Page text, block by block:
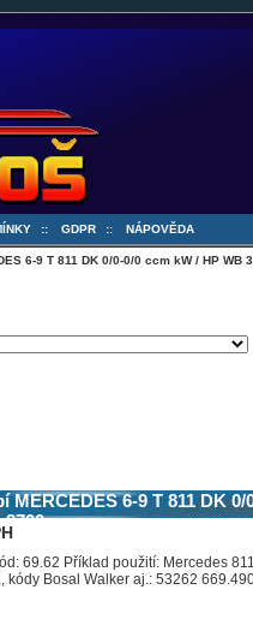
:: GDPR :: NÁPOVĚDA
6-9 T 811 DK 0/0-0/0 ccm kW / HP WB
MERCEDES 6-9 T 811 DK 0/
3700
69.62 Příklad použití: Mercedes
kódy Bosal Walker aj.: 53262